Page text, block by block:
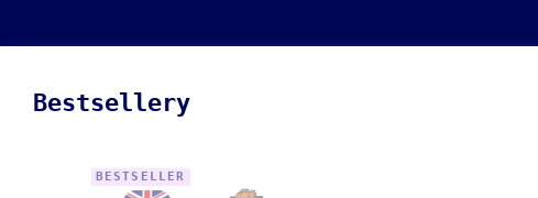
Bestsellery
BESTSELLER